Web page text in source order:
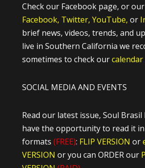
Check our Facebook page, or
Facebook, Twitter, YouTube, or
brief news, videos, trends, and
live in Southern California we
sometimes to check our
SOCIAL MEDIA AND EVENTS
Read our latest issue, Soul Brasil
have the opportunity to read it
formats (FREE): FLIP VERSION or
VERSION or you can ORDER our